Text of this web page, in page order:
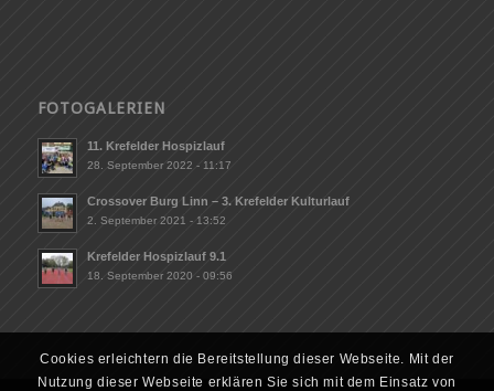
FOTOGALERIEN
11. Krefelder Hospizlauf
28. September 2022 - 11:17
Crossover Burg Linn – 3. Krefelder Kulturlauf
2. September 2021 - 13:52
Krefelder Hospizlauf 9.1
18. September 2020 - 09:56
Cookies erleichtern die Bereitstellung dieser Webseite. Mit der
Nutzung dieser Webseite erklären Sie sich mit dem Einsatz von